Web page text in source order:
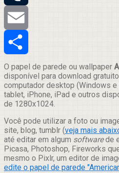
Tumblr
Email
Compartilhar
O papel de parede ou wallpaper
disponível para download
computador desktop (Windows e
tablet, iPhone, iPad e outros
de 1280x1024.
Você pode utilizar a foto ou
site, blog, tumblr (veja mais
até editar em algum softwarede
Picasa, Photoshop, Fireworks
mesmo o Pixlr, um editor de
edite o papel de parede